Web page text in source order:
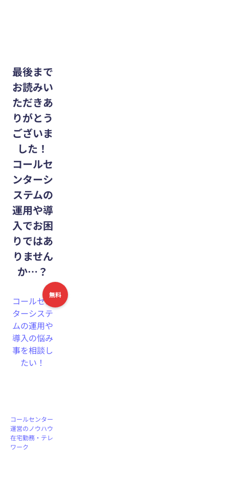
最後まで
お読みい
ただきあ
りがとう
ございま
した！
コールセ
ンターシ
ステムの
運用や導
入でお困
りではあ
りません
か…？
無料
コールセン
ターシステ
ムの運用や
導入の悩み
事を相談し
たい！
コールセンター
運営のノウハウ
在宅勤務・テレ
ワーク